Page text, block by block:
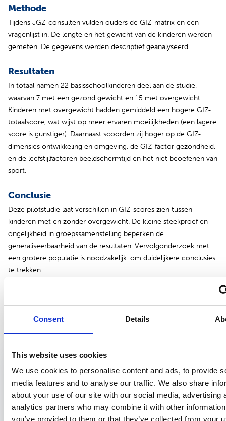
Consent Details
This website uses cookies
We use cookies to personalise content and ads, to provide
media features and to analyse our traffic. We also share
about your use of our site with our social media, advertising
analytics partners who may combine it with other
you’ve provided to them or that they’ve collected from your
Methode
Tijdens JGZ-consulten vulden ouders de GIZ-matrix en een
vragenlijst in. De lengte en het gewicht van de kinderen werden
gemeten. De gegevens werden descriptief geanalyseerd.
Resultaten
In totaal namen 22 basisschoolkinderen deel aan de studie,
waarvan 7 met een gezond gewicht en 15 met overgewicht.
Kinderen met overgewicht hadden gemiddeld een hogere GIZ-
totaalscore, wat wijst op meer ervaren moeilijkheden (een lagere
score is gunstiger). Daarnaast scoorden zij hoger op de GIZ-
dimensies ontwikkeling en omgeving, de GIZ-factor gezondheid,
en de leefstijlfactoren beeldschermtijd en het niet beoefenen van
sport.
Conclusie
Deze pilotstudie laat verschillen in GIZ-scores zien tussen
kinderen met en zonder overgewicht. De kleine steekproef en
ongelijkheid in groepssamenstelling beperken de
generaliseerbaarheid van de resultaten. Vervolgonderzoek met
een grotere populatie is noodzakelijk. om duidelijkere conclusies
te trekken.
Bekijk ook
Verschillen tussen de LEA symbolen en E-
haken visustest in uitslag en tijdsduur
Lisette van den Bos - PH321
Samenvatting onderzoek 8 maart 2025
Een gerandomiseerde trial tijdens het 42 maanden consult Wereldwijd